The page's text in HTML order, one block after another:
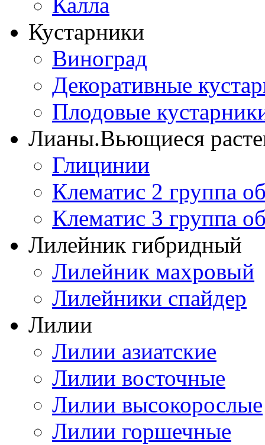
Кустарники
Виноград
Декоративные
Плодовые
Лианы.Вьющиеся
Глицинии
Клематис 2 группа
Клематис 3 группа
Лилейник гибридный
Лилейник махровый
Лилейники спайдер
Лилии
Лилии азиатские
Лилии восточные
Лилии высокорослые
Лилии горшечные